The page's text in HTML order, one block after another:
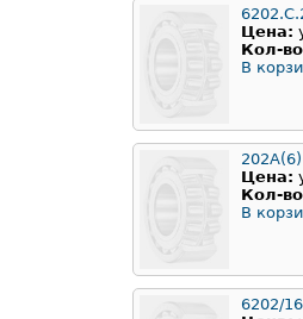
Цена:
Кол-
В
202A(6)
Цена:
Кол-
В
6202/